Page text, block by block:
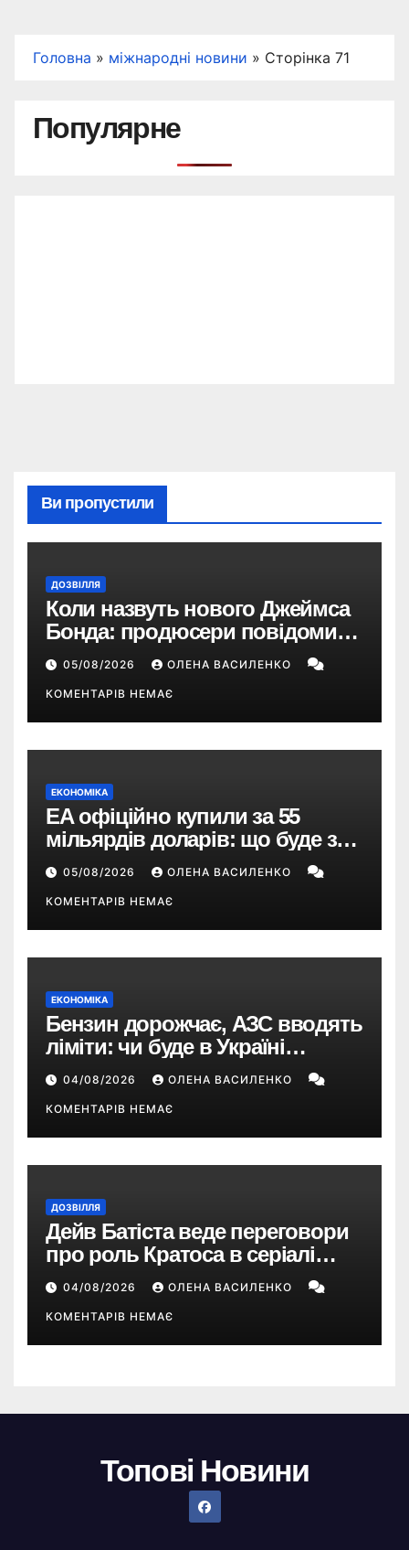
Головна » міжнародні новини » Сторінка 71
Популярне
Ви пропустили
ДОЗВІЛЛЯ
Коли назвуть нового Джеймса
Бонда: продюсери повідомили
про терміни кастингу
05/08/2026 ОЛЕНА ВАСИЛЕНКО
КОМЕНТАРІВ НЕМАЄ
ЕКОНОМІКА
EA офіційно купили за 55
мільярдів доларів: що буде з
EA Sports FC, Battlefield і The
Sims
05/08/2026 ОЛЕНА ВАСИЛЕНКО
КОМЕНТАРІВ НЕМАЄ
ЕКОНОМІКА
Бензин дорожчає, АЗС вводять
ліміти: чи буде в Україні
дефіцит пального
04/08/2026 ОЛЕНА ВАСИЛЕНКО
КОМЕНТАРІВ НЕМАЄ
ДОЗВІЛЛЯ
Дейв Батіста веде переговори
про роль Кратоса в серіалі
«God of War» від Amazon
04/08/2026 ОЛЕНА ВАСИЛЕНКО
КОМЕНТАРІВ НЕМАЄ
Топові Новини